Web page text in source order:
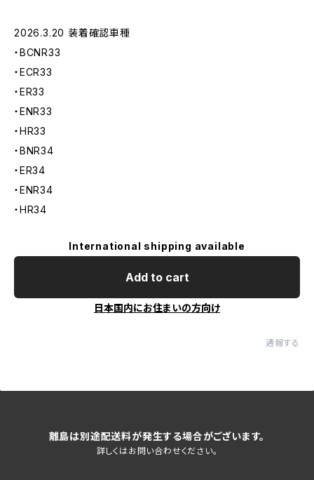
2026.3.20 装着確認車種
・BCNR33
・ECR33
・ER33
・ENR33
・HR33
・BNR34
・ER34
・ENR34
・HR34
International shipping available
Add to cart
日本国内にお住まいの方向け
通報する
離島は別途配送料が発生する場合がございます。
詳しくはお問い合わせください。